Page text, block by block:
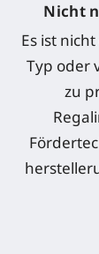
Nicht
Es ist
Typ oder
zu